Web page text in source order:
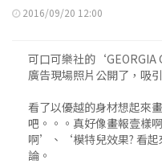
2016/09/20 12:00
可口可樂社的‘GEORGIA
廣告現場照片公開了，吸
看了以優越的身材想起來
吧。。。真好像畫報壹樣
啊’、‘模特兒效果? 看
論。